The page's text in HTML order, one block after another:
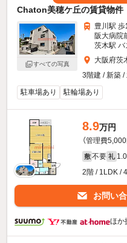
Chaton美穂ケ丘の賃貸物件
すべての写真
豊川駅 歩
阪大病院
茨木駅 バ
大阪府茨
3階建 / 新築 /
駐車場あり
駐輪場あり
8.9万円
（管理費5,000
敷 不要 礼
2階 / 1LDK /
お問い
ほか